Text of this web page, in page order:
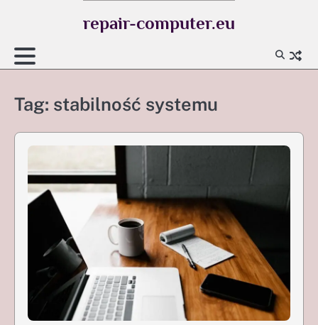
repair-computer.eu
Tag: stabilność systemu